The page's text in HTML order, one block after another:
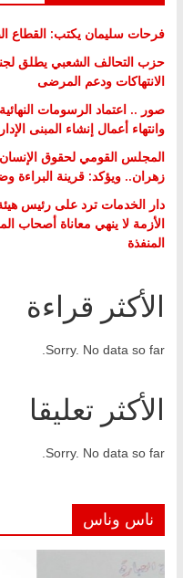
فرحات سليمان يكتب: القطاع
حزب التحالف الشعبي يطلق
الانتهاكات ودعم المرضى
صور .. اعتماد الرسومات
وانتهاء أعمال إنشاء المبنى
المجلس القومي لحقوق
زهران.. ويؤكد: قرينة البراءة
دار الخدمات ترد على رئيس
الأزمة لا ينهي معاناة
المنفذة
الأكثر قراءة
Sorry. No data so far.
الأكثر تعليقا
Sorry. No data so far.
ناس وناس